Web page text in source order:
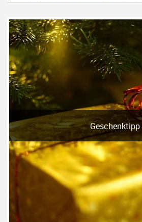
Geschenktipp